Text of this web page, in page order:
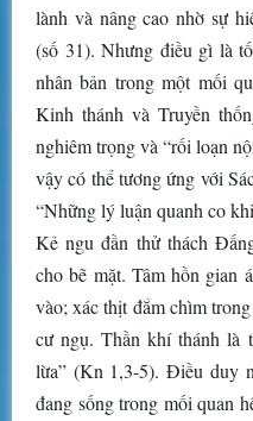
lành và nâng cao nhờ sự
(số 31). Nhưng điều gì là
nhân bản trong một mối
Kinh thánh và Truyền
nghiêm trọng và “rối loạn
vậy có thể tương ứng với
“Những lý luận quanh co
Kẻ ngu đần thử thách
cho bẽ mặt. Tâm hồn gian
vào; xác thịt đắm chìm
cư ngụ. Thần khí thánh là
lừa” (Kn 1,3-5). Điều duy
đang sống trong mối quan